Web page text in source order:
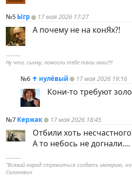
№5 Ыгр 17 мая 2026 17:27
А почему не на конЯх?!
----------
Ну что, сынку, помогли тебе твои ляхи?!!
№6 ↑ нулёвый 17 мая 2026 19:16
Кони-то требуют
№7 Кержак 17 мая 2026 18:45
Отбили хоть
А то небось не догнали....
----------
"Всякий народ стремиться создать империю,
Солоневич